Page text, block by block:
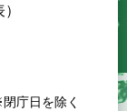
庁日を除く